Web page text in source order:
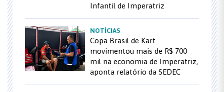
Infantil de Imperatriz
NOTÍCIAS
Copa Brasil de Kart
movimentou mais de R$ 700
mil na economia de Imperatriz,
aponta relatório da SEDEC